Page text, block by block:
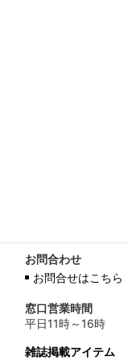
お問合わせ
お問合せはこちら
窓口営業時間
平日11時～16時
雑誌掲載アイテム